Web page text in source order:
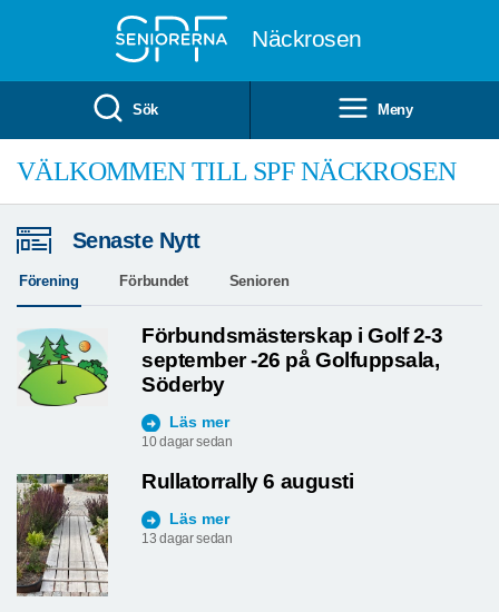
Näckrosen
Sök Meny
VÄLKOMMEN TILL SPF NÄCKROSEN
Senaste Nytt
Förening Förbundet Senioren
Förbundsmästerskap i Golf 2-3
september -26 på Golfuppsala,
Söderby
Läs mer
10 dagar sedan
Rullatorrally 6 augusti
Läs mer
13 dagar sedan